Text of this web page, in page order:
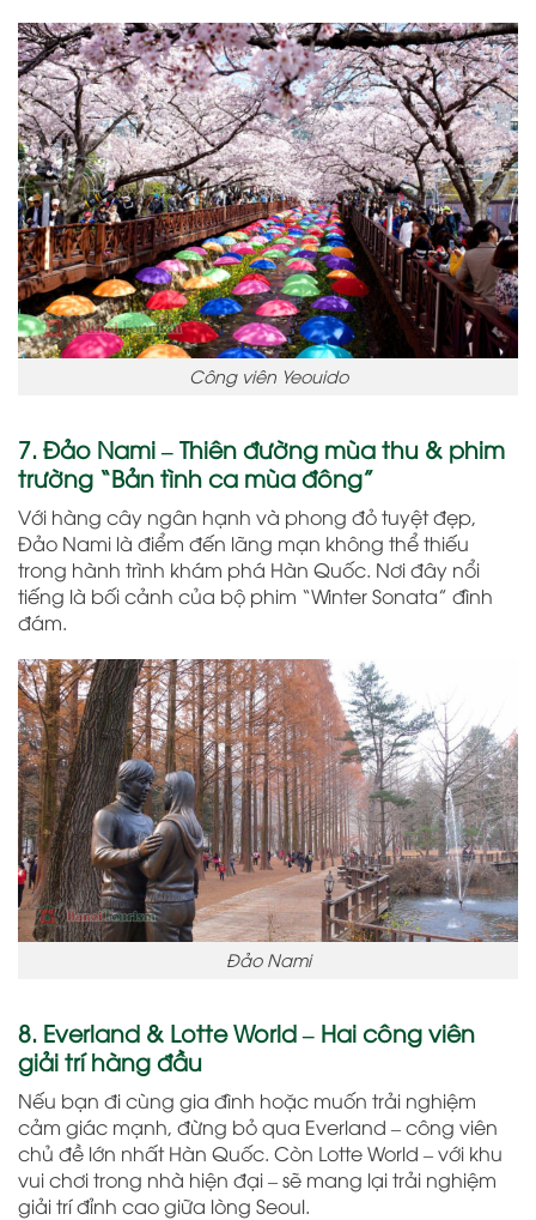
Công viên Yeouido
7. Đảo Nami – Thiên đường mùa thu & phim
trường “Bản tình ca mùa đông”
Với hàng cây ngân hạnh và phong đỏ tuyệt đẹp,
Đảo Nami là điểm đến lãng mạn không thể thiếu
trong hành trình khám phá Hàn Quốc. Nơi đây nổi
tiếng là bối cảnh của bộ phim “Winter Sonata” đình
đám.
Đảo Nami
8. Everland & Lotte World – Hai công viên
giải trí hàng đầu
Nếu bạn đi cùng gia đình hoặc muốn trải nghiệm
cảm giác mạnh, đừng bỏ qua Everland – công viên
chủ đề lớn nhất Hàn Quốc. Còn Lotte World – với khu
vui chơi trong nhà hiện đại – sẽ mang lại trải nghiệm
giải trí đỉnh cao giữa lòng Seoul.